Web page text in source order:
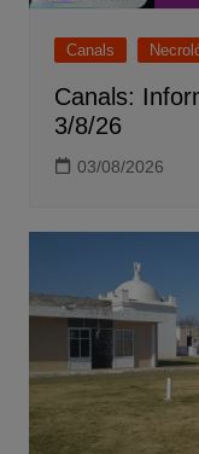
Canals
Canals:
3/8/26
03/08/2026